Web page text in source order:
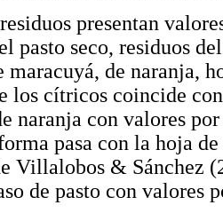
presentan
pasto seco, residuos
maracuyá, de naranja,
los cítricos coincide
naranja con valores
pasa con la hoja
Villalobos & Sánchez
de pasto con valores